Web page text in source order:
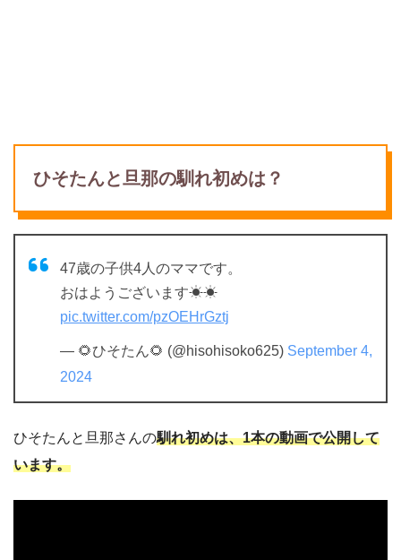
ひそたんと旦那の馴れ初めは？
47歳の子供4人のママです。
おはようございます☀︎☀
pic.twitter.com/pzOEHrGztj
— 🌻ひそたん🌻 (@hisohisoko625) September 4,
2024
ひそたんと旦那さんの馴れ初めは、1本の動画で公開して
います。